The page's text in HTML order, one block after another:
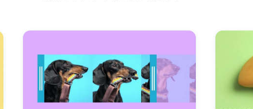
の紹介 リール＆ストーリー ビデオ ビデオ引用
ィ・フリーの音楽
画像
ビデオ・オーバーレイ
ビデオ・トランジション
アニメーションテキスト
See all →
下位3位
イントロビデオ
フレームビデオ
オクリップを組み合わせる
ニメーションテキストジェネレーター
デオコラージュメーカー
自動キャプション
テキストからスピーチへ
ビデオナレーション
字幕制作者
フェイスブック
アフィリエイト
コンテンツ・カ